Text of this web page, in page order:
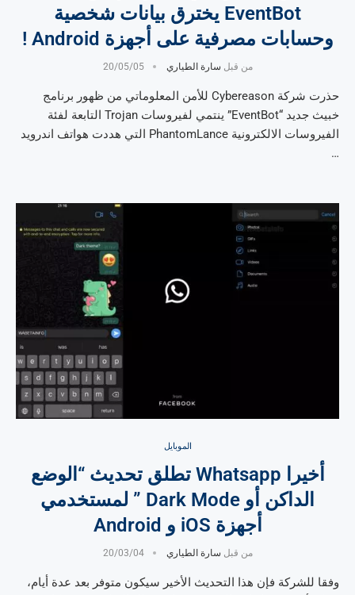
EventBot يخترق بيانات شخصية
وحسابات مصرفية على أجهزة Android !
من قبل سارة الطياري 20/05/05
حذرت شركة Cybereason للأمن المعلوماتي من ظهور برنامج
خبيث جديد “EventBot” ينتمي لفيروسات Trojan التابعة لفئة
الفيروسات الالكترونية PhantomLance التي هددت هواتف اندرويد
…
الموبايل
أخيرا Whatsapp تطلق تحديث “الوضع
الداكن أو Dark Mode ” لمستخدمي
أجهزة iOS و Android
من قبل سارة الطياري 20/03/04
وفقا للشركة فإن هذا التحديث الأخير سيكون متوفر بعد عدة أيام،